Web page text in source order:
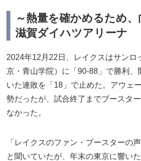
～熱量を確かめるため
滋賀ダイハツアリーナ
2024年12月22日、レイクスはサンロ
京・青山学院）に「90-88」で勝利、
いた連敗を「18」で止めた。アウェ
勢だったが、試合終了までブースタ
なかった。
「レイクスのファン・ブースターの
と聞いていたが、年末の東京に響い